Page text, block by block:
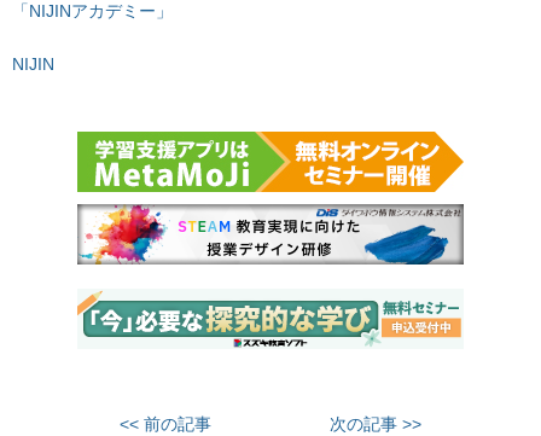
「NIJINアカデミー」
NIJIN
<< 前の記事 次の記事 >>